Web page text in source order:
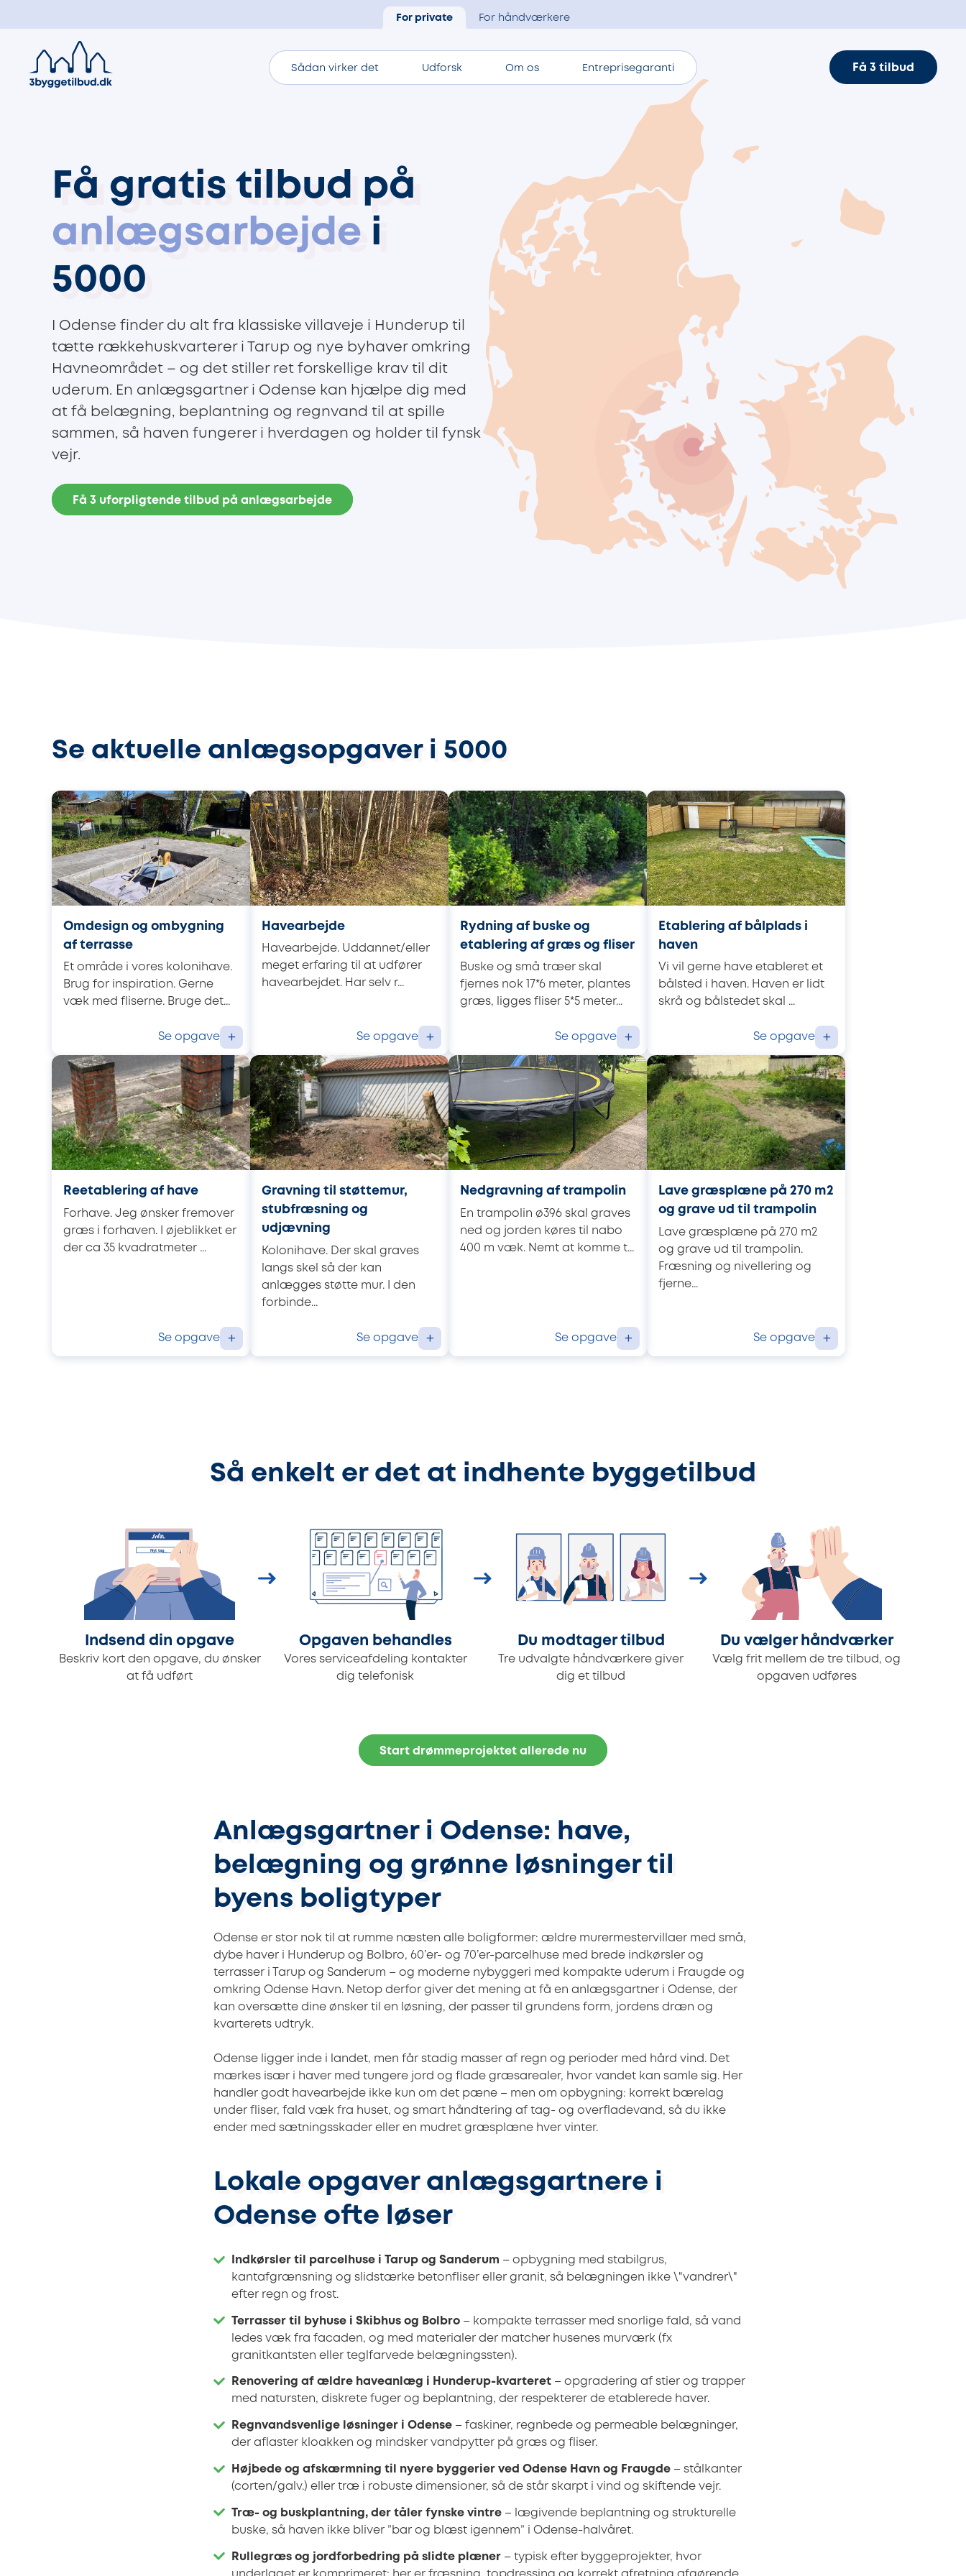
For private For håndværkere
Sådan virker det Udforsk Om os Entreprisegaranti Få 3 tilbud
Få gratis tilbud på
anlægsarbejde i
5000
I Odense finder du alt fra klassiske villaveje i Hunderup til
tætte rækkehuskvarterer i Tarup og nye byhaver omkring
Havneområdet – og det stiller ret forskellige krav til dit
uderum. En anlægsgartner i Odense kan hjælpe dig med
at få belægning, beplantning og regnvand til at spille
sammen, så haven fungerer i hverdagen og holder til fynsk
vejr.
Få 3 uforpligtende tilbud på anlægsarbejde
Se aktuelle anlægsopgaver i 5000
Omdesign og ombygning
af terrasse
Et område i vores kolonihave.
Brug for inspiration. Gerne
væk med fliserne. Bruge det...
Se opgave +
Havearbejde
Havearbejde. Uddannet/eller
meget erfaring til at udfører
havearbejdet. Har selv r...
Se opgave +
Rydning af buske og
etablering af græs og fliser
Buske og små træer skal
fjernes nok 17*6 meter, plantes
græs, ligges fliser 5*5 meter...
Se opgave +
Etablering af bålplads i
haven
Vi vil gerne have etableret et
bålsted i haven. Haven er lidt
skrå og bålstedet skal ...
Se opgave +
Reetablering af have
Forhave. Jeg ønsker fremover
græs i forhaven. I øjeblikket er
der ca 35 kvadratmeter ...
Se opgave +
Gravning til støttemur,
stubfræsning og
udjævning
Kolonihave. Der skal graves
langs skel så der kan
anlægges støtte mur. I den
forbinde...
Se opgave +
Nedgravning af trampolin
En trampolin ø396 skal graves
ned og jorden køres til nabo
400 m væk. Nemt at komme t...
Se opgave +
Lave græsplæne på 270 m2
og grave ud til trampolin
Lave græsplæne på 270 m2
og grave ud til trampolin.
Fræsning og nivellering og
fjerne...
Se opgave +
Så enkelt er det at indhente byggetilbud
Indsend din opgave
Beskriv kort den opgave, du ønsker
at få udført
Opgaven behandles
Vores serviceafdeling kontakter
dig telefonisk
Du modtager tilbud
Tre udvalgte håndværkere giver
dig et tilbud
Du vælger håndværker
Vælg frit mellem de tre tilbud, og
opgaven udføres
Start drømmeprojektet allerede nu
Anlægsgartner i Odense: have,
belægning og grønne løsninger til
byens boligtyper
Odense er stor nok til at rumme næsten alle boligformer: ældre murermestervillaer med små,
dybe haver i Hunderup og Bolbro, 60’er- og 70’er-parcelhuse med brede indkørsler og
terrasser i Tarup og Sanderum – og moderne nybyggeri med kompakte uderum i Fraugde og
omkring Odense Havn. Netop derfor giver det mening at få en anlægsgartner i Odense, der
kan oversætte dine ønsker til en løsning, der passer til grundens form, jordens dræn og
kvarterets udtryk.
Odense ligger inde i landet, men får stadig masser af regn og perioder med hård vind. Det
mærkes især i haver med tungere jord og flade græsarealer, hvor vandet kan samle sig. Her
handler godt havearbejde ikke kun om det pæne – men om opbygning: korrekt bærelag
under fliser, fald væk fra huset, og smart håndtering af tag- og overfladevand, så du ikke
ender med sætningsskader eller en mudret græsplæne hver vinter.
Lokale opgaver anlægsgartnere i
Odense ofte løser
Indkørsler til parcelhuse i Tarup og Sanderum – opbygning med stabilgrus,
kantafgrænsning og slidstærke betonfliser eller granit, så belægningen ikke \"vandrer\"
efter regn og frost.
Terrasser til byhuse i Skibhus og Bolbro – kompakte terrasser med snorlige fald, så vand
ledes væk fra facaden, og med materialer der matcher husenes murværk (fx
granitkantsten eller teglfarvede belægningssten).
Renovering af ældre haveanlæg i Hunderup-kvarteret – opgradering af stier og trapper
med natursten, diskrete fuger og beplantning, der respekterer de etablerede haver.
Regnvandsvenlige løsninger i Odense – faskiner, regnbede og permeable belægninger,
der aflaster kloakken og mindsker vandpytter på græs og fliser.
Højbede og afskærmning til nyere byggerier ved Odense Havn og Fraugde – stålkanter
(corten/galv.) eller træ i robuste dimensioner, så de står skarpt i vind og skiftende vejr.
Træ- og buskplantning, der tåler fynske vintre – lægivende beplantning og strukturelle
buske, så haven ikke bliver ”bar og blæst igennem” i Odense-halvåret.
Rullegræs og jordforbedring på slidte plæner – typisk efter byggeprojekter, hvor